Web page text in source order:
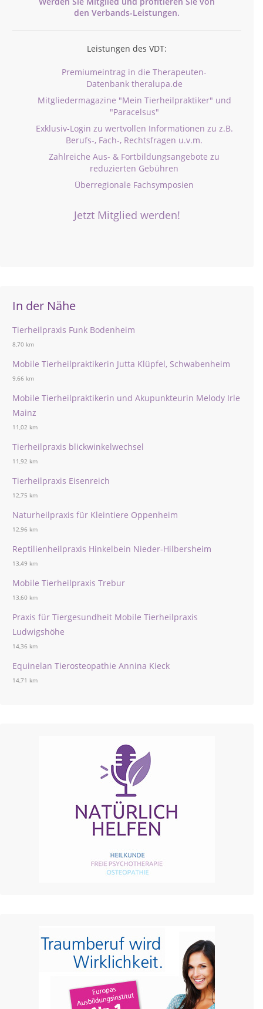
den Verbands-Leistungen.
Leistungen des VDT:
Premiumeintrag in die Therapeuten-
Datenbank theralupa.de
Mitgliedermagazine "Mein Tierheilpraktiker" und
"Paracelsus"
Exklusiv-Login zu wertvollen Informationen zu z.B.
Berufs-, Fach-, Rechtsfragen u.v.m.
Zahlreiche Aus- & Fortbildungsangebote zu
reduzierten Gebühren
Überregionale Fachsymposien
Jetzt Mitglied werden!
In der Nähe
Tierheilpraxis Funk Bodenheim
8,70 km
Mobile Tierheilpraktikerin Jutta Klüpfel, Schwabenheim
9,66 km
Mobile Tierheilpraktikerin und Akupunkteurin Melody Irle
Mainz
11,02 km
Tierheilpraxis blickwinkelwechsel
11,92 km
Tierheilpraxis Eisenreich
12,75 km
Naturheilpraxis für Kleintiere Oppenheim
12,96 km
Reptilienheilpraxis Hinkelbein Nieder-Hilbersheim
13,49 km
Mobile Tierheilpraxis Trebur
13,60 km
Praxis für Tiergesundheit Mobile Tierheilpraxis
Ludwigshöhe
14,36 km
Equinelan Tierosteopathie Annina Kieck
14,71 km